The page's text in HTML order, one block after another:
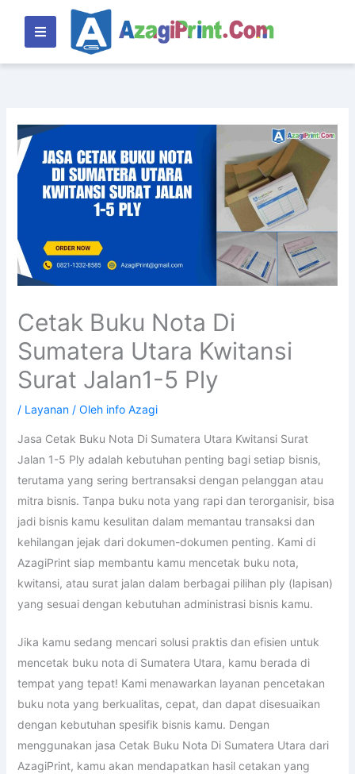
konten
Cetak Buku Nota Di
Sumatera Utara Kwitansi
Surat Jalan1-5 Ply
/ Layanan/ Oleh info Azagi
Jasa Cetak Buku Nota Di Sumatera Utara Kwitansi Surat
Jalan 1-5 Ply adalah kebutuhan penting bagi setiap bisnis,
terutama yang sering bertransaksi dengan pelanggan atau
mitra bisnis. Tanpa buku nota yang rapi dan terorganisir, bisa
jadi bisnis kamu kesulitan dalam memantau transaksi dan
kehilangan jejak dari dokumen-dokumen penting. Kami di
AzagiPrint siap membantu kamu mencetak buku nota,
kwitansi, atau surat jalan dalam berbagai pilihan ply (lapisan)
yang sesuai dengan kebutuhan administrasi bisnis kamu.
Jika kamu sedang mencari solusi praktis dan efisien untuk
mencetak buku nota di Sumatera Utara, kamu berada di
tempat yang tepat! Kami menawarkan layanan pencetakan
buku nota yang berkualitas, cepat, dan dapat disesuaikan
dengan kebutuhan spesifik bisnis kamu. Dengan
menggunakan jasa Cetak Buku Nota Di Sumatera Utara dari
AzagiPrint, kamu akan mendapatkan hasil cetakan yang